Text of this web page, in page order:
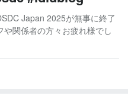
Japan 2025が無事に終了
関係者の方々お疲れ様でし